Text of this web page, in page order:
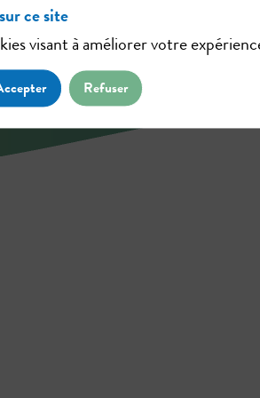
ce site
visant à améliorer votre
Refuser